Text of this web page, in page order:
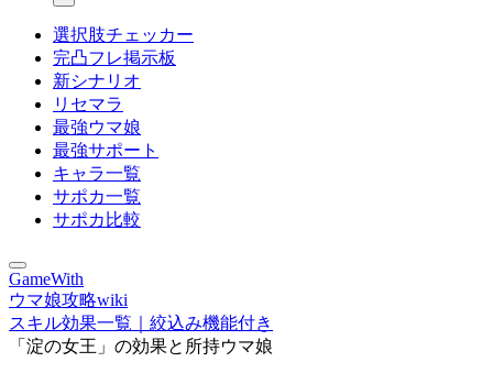
選択肢チェッカー
完凸フレ掲示板
新シナリオ
リセマラ
最強ウマ娘
最強サポート
キャラ一覧
サポカ一覧
サポカ比較
GameWith
ウマ娘攻略wiki
スキル効果一覧｜絞込み機能付き
「淀の女王」の効果と所持ウマ娘